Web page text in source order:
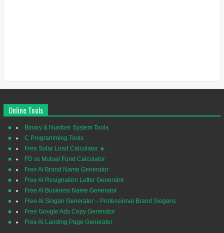
Online Tools
Binary & Number System Tools
C Programming Tools
Free Solar Load Calculator ☀️
FD vs Mutual Fund Calculator
Free AI Brand Name Generator
Free AI Resignation Letter Generator
Free AI Business Name Generator
Free AI Slogan Generator – Professional Brand Slogans
Free Google Ads Copy Generator
Free AI Landing Page Generator